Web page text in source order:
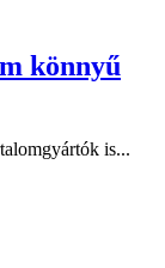
könnyű
is...